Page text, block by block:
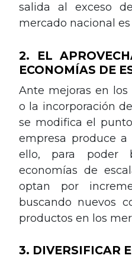
salida al exceso
mercado nacional
2. EL
ECONOMÍAS DE
Ante mejoras en los
o la incorporación
se modifica el
empresa produce
ello, para poder
economías de
optan por
buscando nuevos
productos en los
3. DIVERSIFICAR